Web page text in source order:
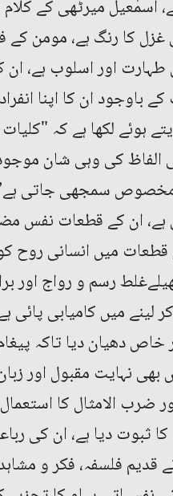
اسمٰعیل میرٹھی کے
کا رنگ ہے، مومن
طہارت اور اسلوب ہے،
باوجود ان کا اپنا
ہوئے لکھا ہے کہ
الفاظ کی وہی شان
سمجھی جاتی
ان کے قطعات نفس
قطعات میں انسانی
رسم و رواج
میں کامیابی پائی
خاص دھیان دیا تاکہ
بھی نہایت مقبول اور
ضرب الامثال کا
ثبوت دیا ہے، ان کی
قدیم فلسفہ، فکر و